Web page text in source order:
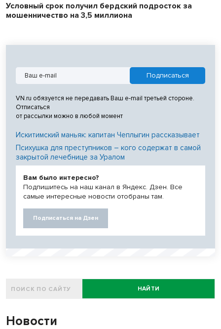
Условный срок получил бердский подросток за
мошенничество на 3,5 миллиона
VN.ru обязуется не передавать Ваш e-mail третьей стороне.
Отписаться
от рассылки можно в любой момент
Искитимский маньяк: капитан Чеплыгин рассказывает
Психушка для преступников – кого содержат в самой
закрытой лечебнице за Уралом
Вам было интересно?
Подпишитесь на наш канал в Яндекс. Дзен. Все
самые интересные новости отобраны там.
Подписаться на Дзен
НАЙТИ
Новости